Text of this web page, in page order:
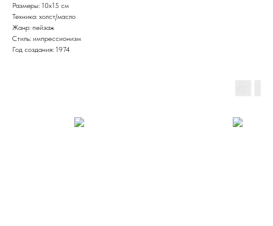
Размеры: 10х15 см
Техника: холст/масло
Жанр: пейзаж
Стиль: импрессионизм
Год создания: 1974